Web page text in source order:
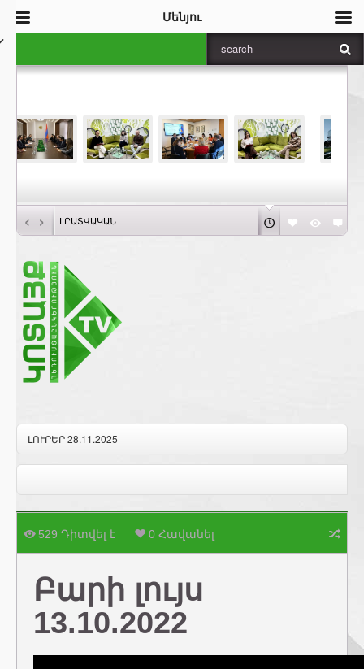
‹ › ԼՐԱՏՎԱԿԱՆ
ԼՈՒՐԵՐ 28.11.2025
529 Դիտվել է 0 Հավանել
Բարի լույս
13.10.2022
Մենյու